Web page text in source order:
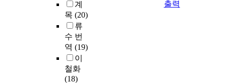
계
목 (20)
류
수 번
역 (19)
이
철화
(18)
출력